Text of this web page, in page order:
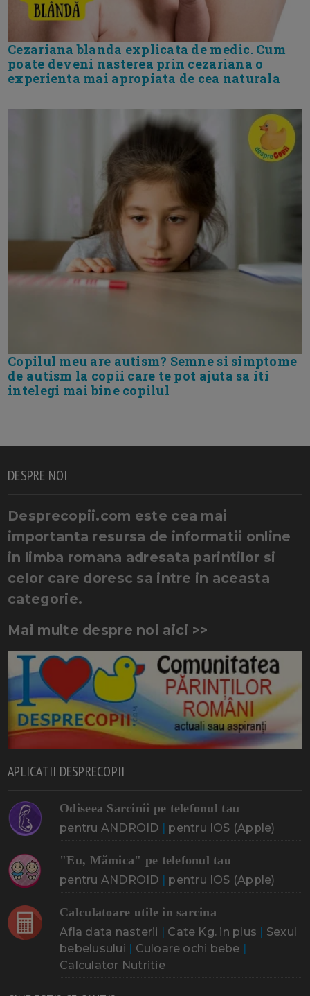
Cezariana blanda explicata de medic. Cum
poate deveni nasterea prin cezariana o
experienta mai apropiata de cea naturala
Copilul meu are autism? Semne si simptome
de autism la copii care te pot ajuta sa iti
intelegi mai bine copilul
DESPRE NOI
Desprecopii.com este cea mai
importanta resursa de informatii online
in limba romana adresata parintilor si
celor care doresc sa intre in aceasta
categorie.
Mai multe despre noi aici >>
APLICATII DESPRECOPII
Odiseea Sarcinii pe telefonul tau
pentru ANDROID | pentru IOS (Apple)
"Eu, Mămica" pe telefonul tau
pentru ANDROID | pentru IOS (Apple)
Calculatoare utile in sarcina
Afla data nasterii | Cate Kg. in plus | Sexul
bebelusului | Culoare ochi bebe |
Calculator Nutritie